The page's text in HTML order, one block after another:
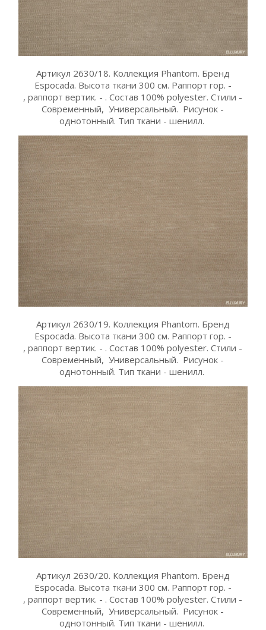
Артикул 2630/18. Коллекция Phantom. Бренд
Espocada. Высота ткани 300 см. Раппорт гор. -
, раппорт вертик. - . Состав 100% polyester. Стили -
Современный, Универсальный. Рисунок -
однотонный. Тип ткани - шенилл.
Артикул 2630/19. Коллекция Phantom. Бренд
Espocada. Высота ткани 300 см. Раппорт гор. -
, раппорт вертик. - . Состав 100% polyester. Стили -
Современный, Универсальный. Рисунок -
однотонный. Тип ткани - шенилл.
Артикул 2630/20. Коллекция Phantom. Бренд
Espocada. Высота ткани 300 см. Раппорт гор. -
, раппорт вертик. - . Состав 100% polyester. Стили -
Современный, Универсальный. Рисунок -
однотонный. Тип ткани - шенилл.